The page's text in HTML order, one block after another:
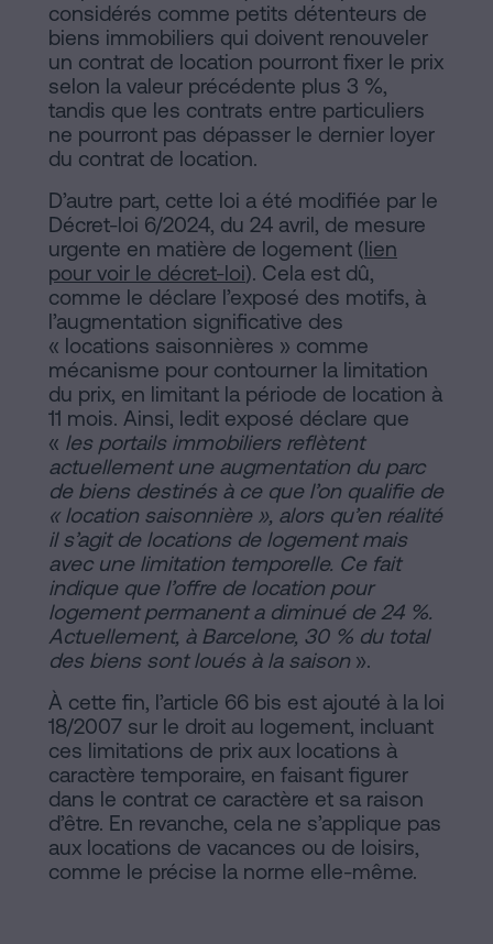
considérés comme petits détenteurs de
biens immobiliers qui doivent renouveler
un contrat de location pourront fixer le prix
selon la valeur précédente plus 3 %,
tandis que les contrats entre particuliers
ne pourront pas dépasser le dernier loyer
du contrat de location.
D’autre part, cette loi a été modifiée par le
Décret-loi 6/2024, du 24 avril, de mesure
urgente en matière de logement (lien
pour voir le décret-loi). Cela est dû,
comme le déclare l’exposé des motifs, à
l’augmentation significative des
« locations saisonnières » comme
mécanisme pour contourner la limitation
du prix, en limitant la période de location à
11 mois. Ainsi, ledit exposé déclare que
« les portails immobiliers reflètent
actuellement une augmentation du parc
de biens destinés à ce que l’on qualifie de
« location saisonnière », alors qu’en réalité
il s’agit de locations de logement mais
avec une limitation temporelle. Ce fait
indique que l’offre de location pour
logement permanent a diminué de 24 %.
Actuellement, à Barcelone, 30 % du total
des biens sont loués à la saison ».
À cette fin, l’article 66 bis est ajouté à la loi
18/2007 sur le droit au logement, incluant
ces limitations de prix aux locations à
caractère temporaire, en faisant figurer
dans le contrat ce caractère et sa raison
d’être. En revanche, cela ne s’applique pas
aux locations de vacances ou de loisirs,
comme le précise la norme elle-même.